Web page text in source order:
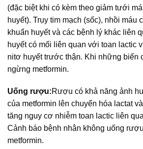
(đặc biệt khi có kèm theo giảm tưới
huyết). Trụy tim mạch (sốc), nhồi máu
khuẩn huyết và các bệnh lý khác liên
huyết có mối liên quan với toan lactic
nitơ huyết trước thận. Khi những biến
ngừng metformin.
Uống rượu:Rượu có khả năng ảnh
của metformin lên chuyển hóa lactat
tăng nguy cơ nhiễm toan lactic liên
Cảnh báo bệnh nhân không uống
metformin.